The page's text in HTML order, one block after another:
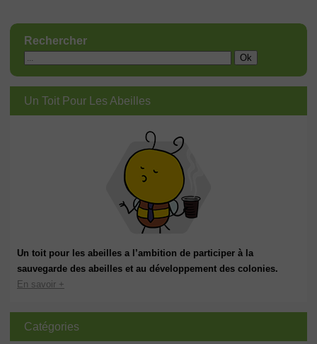
Rechercher
Un Toit Pour Les Abeilles
Un toit pour les abeilles a l’ambition de participer à la
sauvegarde des abeilles et au développement des colonies.
En savoir +
Catégories